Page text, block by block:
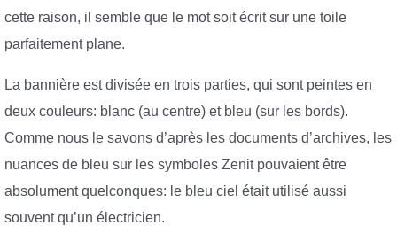
cette raison, il semble que le mot soit écrit sur une toile
parfaitement plane.
La bannière est divisée en trois parties, qui sont peintes en
deux couleurs: blanc (au centre) et bleu (sur les bords).
Comme nous le savons d’après les documents d’archives, les
nuances de bleu sur les symboles Zenit pouvaient être
absolument quelconques: le bleu ciel était utilisé aussi
souvent qu’un électricien.